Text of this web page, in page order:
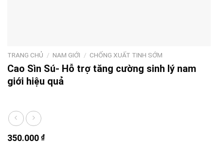
TRANG CHỦ / NAM GIỚI / CHỐNG XUẤT TINH SỚM
Cao Sìn Sú- Hỗ trợ tăng cường sinh lý nam
giới hiệu quả
350.000 ₫